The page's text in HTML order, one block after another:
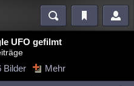
Videos
UFO gefilmt
Bilder Mehr